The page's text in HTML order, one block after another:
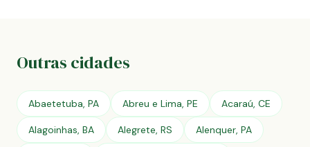
Outras cidades
Abaetetuba, PA Abreu e Lima, PE Acaraú, CE
Alagoinhas, BA Alegrete, RS Alenquer, PA